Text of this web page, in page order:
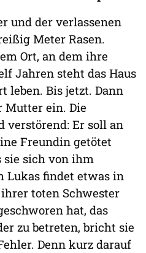
und der verlassenen
Meter Rasen.
Ort, an dem ihre
Jahren steht das Haus
leben. Bis jetzt. Dann
Mutter ein. Die
verstörend: Er soll an
Freundin getötet
sie sich von ihm
Lukas findet etwas in
toten Schwester
hat, das
zu betreten, bricht sie
Denn kurz darauf